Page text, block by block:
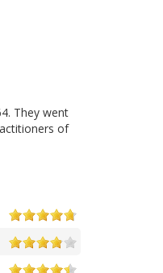
They went
of